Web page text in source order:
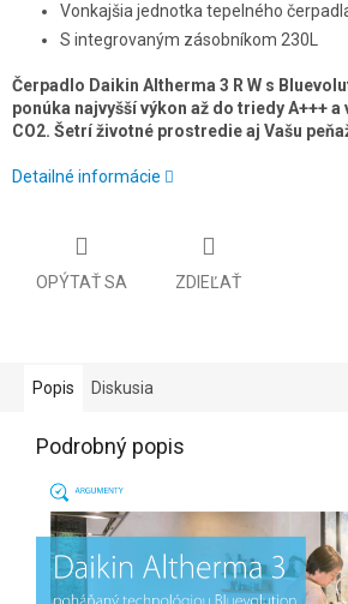
Vonkajšia jednotka tepelného
S integrovaným zásobníkom 230L
Čerpadlo Daikin Altherma 3 R W s
ponúka najvyšší výkon až do triedy A+++
CO2. Šetrí životné prostredie aj Vašu
Detailné informácie
OPÝTAŤ SA ZDIEĽAŤ
Popis Diskusia
Podrobný popis